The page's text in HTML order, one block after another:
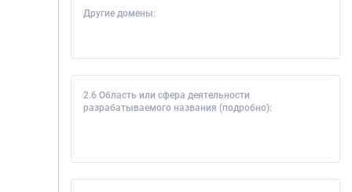
Другие домены:
2.6 Область или сфера деятельности
разрабатываемого названия (подробно):